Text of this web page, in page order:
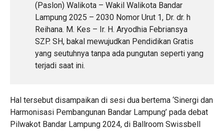
(Paslon) Walikota – Wakil Walikota Bandar
Lampung 2025 – 2030 Nomor Urut 1, Dr. dr. h
Reihana. M. Kes – Ir. H. Aryodhia Febriansya
SZP. SH, bakal mewujudkan Pendidikan Gratis
yang seutuhnya tanpa ada pungutan seperti yang
terjadi saat ini.
Hal tersebut disampaikan di sesi dua bertema ‘Sinergi dan
Harmonisasi Pembangunan Bandar Lampung’ pada debat
Pilwakot Bandar Lampung 2024, di Ballroom Swissbell